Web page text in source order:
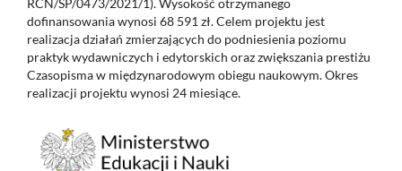
dofinansowania wynosi 68 591 zł. Celem projektu jest
realizacja działań zmierzających do podniesienia poziomu
praktyk wydawniczych i edytorskich oraz zwiększania prestiżu
Czasopisma w międzynarodowym obiegu naukowym. Okres
realizacji projektu wynosi 24 miesiące.